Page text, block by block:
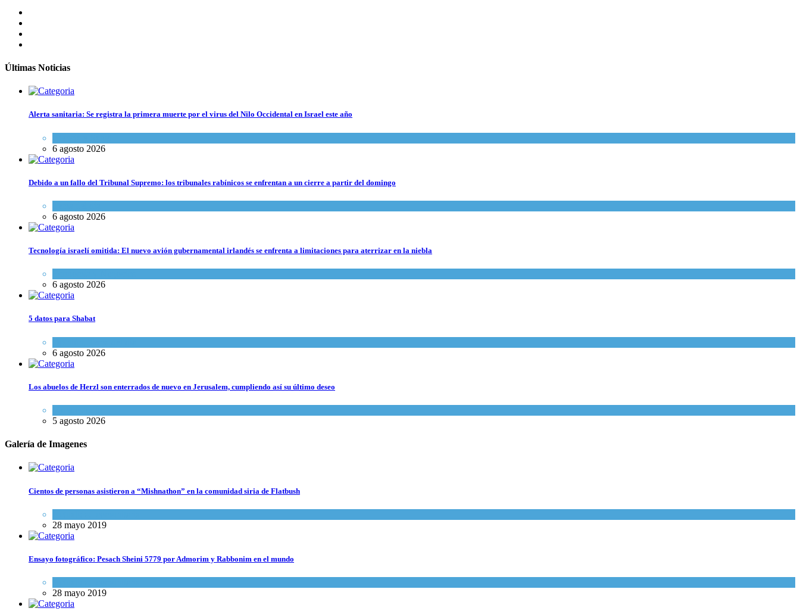
Últimas Noticias
Alerta sanitaria: Se registra la primera muerte por el virus del Nilo Occidental en Israel este año
6 agosto 2026
Debido a un fallo del Tribunal Supremo: los tribunales rabínicos se enfrentan a un cierre a partir del domingo
6 agosto 2026
Tecnología israelí omitida: El nuevo avión gubernamental irlandés se enfrenta a limitaciones para aterrizar en la niebla
6 agosto 2026
5 datos para Shabat
6 agosto 2026
Los abuelos de Herzl son enterrados de nuevo en Jerusalem, cumpliendo así su último deseo
5 agosto 2026
Galería de Imagenes
Cientos de personas asistieron a “Mishnathon” en la comunidad siria de Flatbush
28 mayo 2019
Ensayo fotográfico: Pesach Sheini 5779 por Admorim y Rabbonim en el mundo
28 mayo 2019